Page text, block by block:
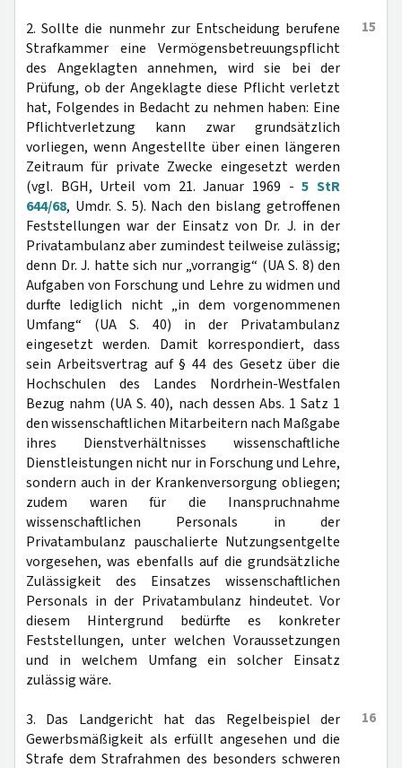
15
2. Sollte die nunmehr zur Entscheidung berufene
Strafkammer eine Vermögensbetreuungspflicht
des Angeklagten annehmen, wird sie bei der
Prüfung, ob der Angeklagte diese Pflicht verletzt
hat, Folgendes in Bedacht zu nehmen haben: Eine
Pflichtverletzung kann zwar grundsätzlich
vorliegen, wenn Angestellte über einen längeren
Zeitraum für private Zwecke eingesetzt werden
(vgl. BGH, Urteil vom 21. Januar 1969 -5 StR
644/68, Umdr. S. 5). Nach den bislang getroffenen
Feststellungen war der Einsatz von Dr. J. in der
Privatambulanz aber zumindest teilweise zulässig;
denn Dr. J. hatte sich nur „vorrangig“ (UA S. 8) den
Aufgaben von Forschung und Lehre zu widmen und
durfte lediglich nicht „in dem vorgenommenen
Umfang“ (UA S. 40) in der Privatambulanz
eingesetzt werden. Damit korrespondiert, dass
sein Arbeitsvertrag auf § 44 des Gesetz über die
Hochschulen des Landes Nordrhein-Westfalen
Bezug nahm (UA S. 40), nach dessen Abs. 1 Satz 1
den wissenschaftlichen Mitarbeitern nach Maßgabe
ihres Dienstverhältnisses wissenschaftliche
Dienstleistungen nicht nur in Forschung und Lehre,
sondern auch in der Krankenversorgung obliegen;
zudem waren für die Inanspruchnahme
wissenschaftlichen Personals in der
Privatambulanz pauschalierte Nutzungsentgelte
vorgesehen, was ebenfalls auf die grundsätzliche
Zulässigkeit des Einsatzes wissenschaftlichen
Personals in der Privatambulanz hindeutet. Vor
diesem Hintergrund bedürfte es konkreter
Feststellungen, unter welchen Voraussetzungen
und in welchem Umfang ein solcher Einsatz
zulässig wäre.
16
3. Das Landgericht hat das Regelbeispiel der
Gewerbsmäßigkeit als erfüllt angesehen und die
Strafe dem Strafrahmen des besonders schweren